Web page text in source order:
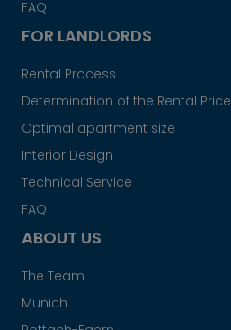
FAQ
FOR LANDLORDS
Rental Process
Determination of the Rental Price
Optimal apartment size
Interior Design
Technical Service
FAQ
ABOUT US
The Team
Munich